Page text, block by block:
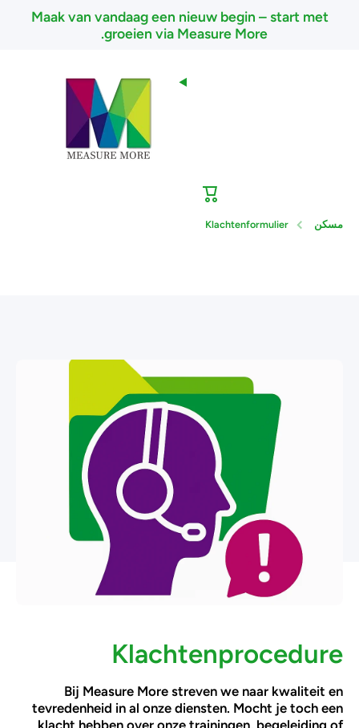
تخطى الى المحتوى
Maak van vandaag een nieuw begin – start met
groeien via Measure More.
عربة
التسوق
مسكن Klachtenformulier
Klachtenprocedure
Bij Measure More streven we naar kwaliteit en
tevredenheid in al onze diensten. Mocht je toch een
klacht hebben over onze trainingen, begeleiding of